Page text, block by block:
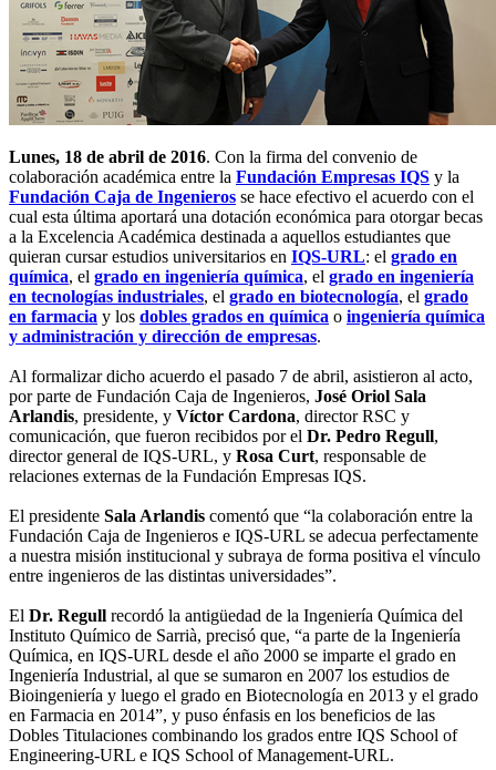
Lunes, 18 de abril de 2016. Con la firma del convenio de
colaboración académica entre la Fundación Empresas IQS y la
Fundación Caja de Ingenieros se hace efectivo el acuerdo con el
cual esta última aportará una dotación económica para otorgar becas
a la Excelencia Académica destinada a aquellos estudiantes que
quieran cursar estudios universitarios en IQS-URL: el grado en
química, el grado en ingeniería química, el grado en ingeniería
en tecnologías industriales, el grado en biotecnología, el grado
en farmacia y los dobles grados en química o ingeniería química
y administración y dirección de empresas.
Al formalizar dicho acuerdo el pasado 7 de abril, asistieron al acto,
por parte de Fundación Caja de Ingenieros, José Oriol Sala
Arlandis, presidente, y Víctor Cardona, director RSC y
comunicación, que fueron recibidos por el Dr. Pedro Regull,
director general de IQS-URL, y Rosa Curt, responsable de
relaciones externas de la Fundación Empresas IQS.
El presidente Sala Arlandis comentó que “la colaboración entre la
Fundación Caja de Ingenieros e IQS-URL se adecua perfectamente
a nuestra misión institucional y subraya de forma positiva el vínculo
entre ingenieros de las distintas universidades”.
El Dr. Regull recordó la antigüedad de la Ingeniería Química del
Instituto Químico de Sarrià, precisó que, “a parte de la Ingeniería
Química, en IQS-URL desde el año 2000 se imparte el grado en
Ingeniería Industrial, al que se sumaron en 2007 los estudios de
Bioingeniería y luego el grado en Biotecnología en 2013 y el grado
en Farmacia en 2014”, y puso énfasis en los beneficios de las
Dobles Titulaciones combinando los grados entre IQS School of
Engineering-URL e IQS School of Management-URL.